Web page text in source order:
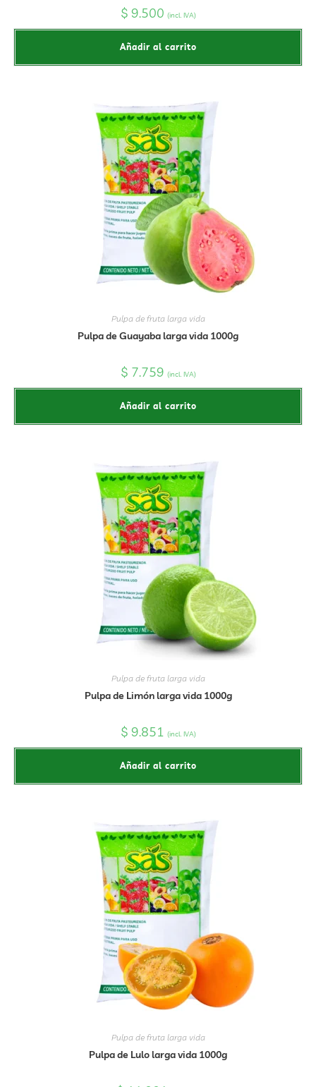
$ 9.500 (incl. IVA)
Añadir al carrito
Pulpa de fruta larga vida
Pulpa de Guayaba larga vida 1000g
$ 7.759 (incl. IVA)
Añadir al carrito
Pulpa de fruta larga vida
Pulpa de Limón larga vida 1000g
$ 9.851 (incl. IVA)
Añadir al carrito
Pulpa de fruta larga vida
Pulpa de Lulo larga vida 1000g